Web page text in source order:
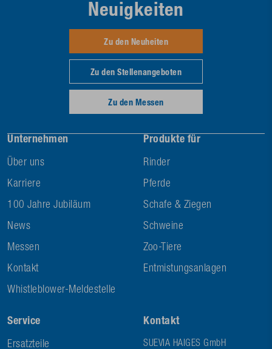
Unternehmen
Über uns
Karriere
100 Jahre Jubiläum
News
Messen
Kontakt
Whistleblower-Meldestelle
Produkte für
Rinder
Pferde
Schafe & Ziegen
Schweine
Zoo-Tiere
Entmistungsanlagen
Service
Ersatzteile
Kontakt
SUEVIA HAIGES GmbH
Neuigkeiten
Zu den Neuheiten
Zu den Stellenangeboten
Zu den Messen